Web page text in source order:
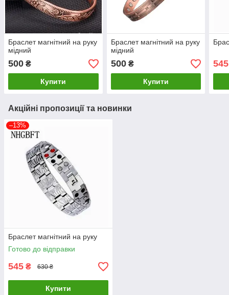
Браслет магнітний на руку
мідний
500 ₴
Купити
Браслет магнітний на руку
мідний
500₴
Купити
545
Акційні пропозиції та новинки
–13%
Браслет магнітний на руку
Готово до відправки
545 ₴ 630 ₴
Купити